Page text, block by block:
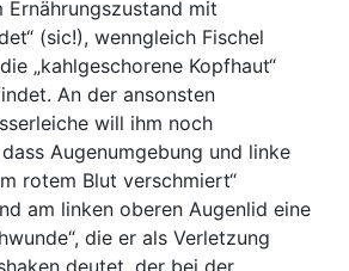
Ernährungszustand mit
(sic!), wenngleich Fischel
„kahlgeschorene Kopfhaut“
An der ansonsten
will ihm noch
Augenumgebung und linke
rotem Blut verschmiert“
am linken oberen Augenlid eine
die er als Verletzung
deutet, der bei der